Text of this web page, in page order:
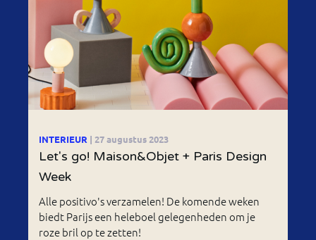
INTERIEUR | 27 augustus 2023
Let's go! Maison&Objet + Paris Design
Week
Alle positivo's verzamelen! De komende weken
biedt Parijs een heleboel gelegenheden om je
roze bril op te zetten!